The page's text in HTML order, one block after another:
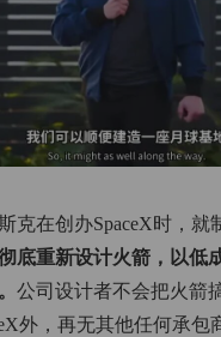
克在创办SpaceX时，就
底重新设计火箭，以低
公司设计者不会把火箭
外，再无其他任何承包